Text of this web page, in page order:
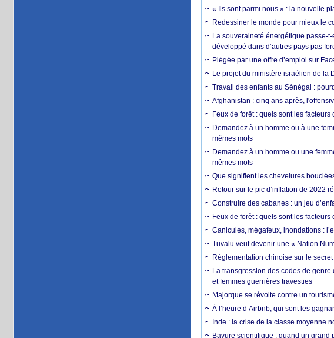
« Ils sont parmi nous » : la nouvelle
Redessiner le monde pour mieux le
La souveraineté énergétique passe-
développé dans d’autres pays pas
Piégée par une offre d’emploi sur
Le projet du ministère israélien de la
Travail des enfants au Sénégal :
Afghanistan : cinq ans après,
Feux de forêt : quels sont les
Demandez à un homme ou à une
mêmes mots
Demandez à un homme ou une
mêmes mots
Que signifient les chevelures
Retour sur le pic d’inflation de 2022
Construire des cabanes : un jeu
Feux de forêt : quels sont les
Canicules, mégafeux, inondations :
Tuvalu veut devenir une « Nation
Réglementation chinoise sur le
La transgression des codes de
et femmes guerrières travesties
Majorque se révolte contre un
À l’heure d’Airbnb, qui sont les
Inde : la crise de la classe moyenne
Bavure scientifique : quand un